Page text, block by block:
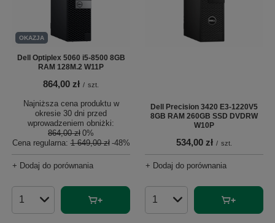
OKAZJA
Dell Optiplex 5060 i5-8500 8GB
RAM 128M.2 W11P
864,00 zł / szt.
Najniższa cena produktu w
okresie 30 dni przed
wprowadzeniem obniżki:
864,00 zł 0%
Cena regularna:1 649,00 zł -48%
+ Dodaj do porównania
Ilość produktów
Dell Precision 3420 E3-1220V5
8GB RAM 260GB SSD DVDRW
W10P
534,00 zł / szt.
+ Dodaj do porównania
Ilość produktów